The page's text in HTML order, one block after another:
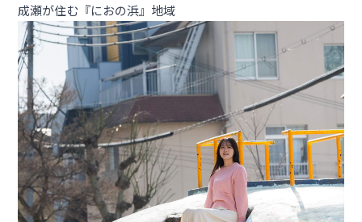
成瀬が住む『におの浜』地域